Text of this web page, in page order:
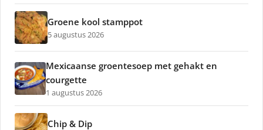
Groene kool stamppot
5 augustus 2026
Mexicaanse groentesoep met gehakt en
courgette
1 augustus 2026
Chip & Dip